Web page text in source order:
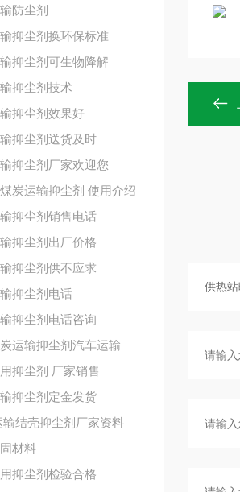
防尘剂
抑尘剂换环保标准
抑尘剂可生物降解
抑尘剂技术
抑尘剂效果好
抑尘剂送货及时
抑尘剂厂家欢迎您
炭运输抑尘剂 使用介绍
抑尘剂销售电话
抑尘剂出厂价格
抑尘剂供不应求
抑尘剂电话
抑尘剂电话咨询
运输抑尘剂汽车运输
抑尘剂 厂家销售
抑尘剂定金发货
输结壳抑尘剂厂家资料
材料
抑尘剂检验合格